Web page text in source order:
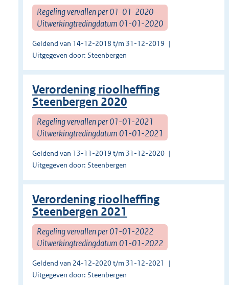
Regeling vervallen per 01-01-2020
Uitwerkingtredingdatum 01-01-2020
Geldend van 14-12-2018 t/m 31-12-2019
Uitgegeven door: Steenbergen
Verordening rioolheffing
Steenbergen 2020
Regeling vervallen per 01-01-2021
Uitwerkingtredingdatum 01-01-2021
Geldend van 13-11-2019 t/m 31-12-2020
Uitgegeven door: Steenbergen
Verordening rioolheffing
Steenbergen 2021
Regeling vervallen per 01-01-2022
Uitwerkingtredingdatum 01-01-2022
Geldend van 24-12-2020 t/m 31-12-2021
Uitgegeven door: Steenbergen